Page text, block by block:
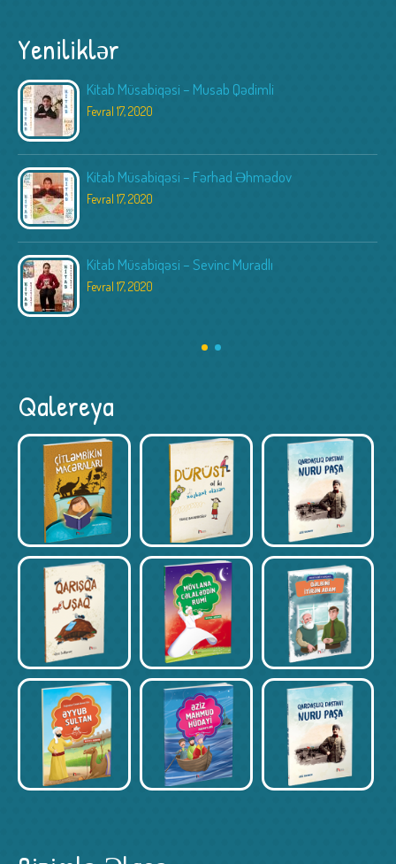
Yeniliklər
Kitab Müsabiqəsi – Musab Qədimli
Fevral 17, 2020
Kitab Müsabiqəsi – Fərhad Əhmədov
Fevral 17, 2020
Kitab Müsabiqəsi – Sevinc Muradlı
Fevral 17, 2020
Qalereya